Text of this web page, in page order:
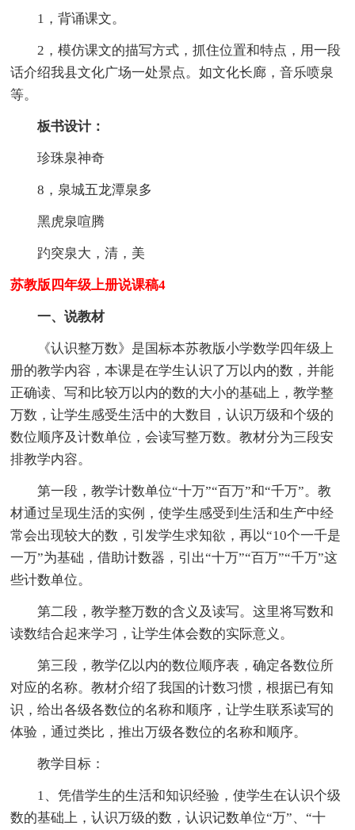
1，背诵课文。
2，模仿课文的描写方式，抓住位置和特点，用一段
话介绍我县文化广场一处景点。如文化长廊，音乐喷泉
等。
板书设计：
珍珠泉神奇
8，泉城五龙潭泉多
黑虎泉喧腾
趵突泉大，清，美
苏教版四年级上册说课稿4
一、说教材
《认识整万数》是国标本苏教版小学数学四年级上
册的教学内容，本课是在学生认识了万以内的数，并能
正确读、写和比较万以内的数的大小的基础上，教学整
万数，让学生感受生活中的大数目，认识万级和个级的
数位顺序及计数单位，会读写整万数。教材分为三段安
排教学内容。
第一段，教学计数单位“十万”“百万”和“千万”。教
材通过呈现生活的实例，使学生感受到生活和生产中经
常会出现较大的数，引发学生求知欲，再以“10个一千是
一万”为基础，借助计数器，引出“十万”“百万”“千万”这
些计数单位。
第二段，教学整万数的含义及读写。这里将写数和
读数结合起来学习，让学生体会数的实际意义。
第三段，教学亿以内的数位顺序表，确定各数位所
对应的名称。教材介绍了我国的计数习惯，根据已有知
识，给出各级各数位的名称和顺序，让学生联系读写的
体验，通过类比，推出万级各数位的名称和顺序。
教学目标：
1、凭借学生的生活和知识经验，使学生在认识个级
数的基础上，认识万级的数，认识记数单位“万”、“十